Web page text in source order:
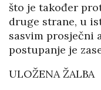
što je također
druge strane, u
sasvim prosječni
postupanje je
ULOŽENA ŽALBA